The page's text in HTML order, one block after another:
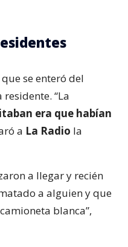
se enteró del
“La
era que habían
a La Radio la
a llegar y recién
a alguien y que
blanca”,